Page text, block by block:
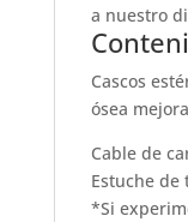
a nuestro
Cascos
ósea
Cable de
Estuche de
*Si